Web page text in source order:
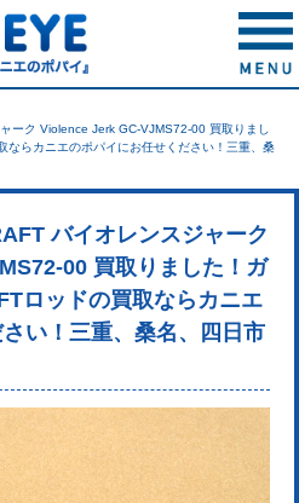
ーク Violence Jerk GC-VJMS72-00 買取りまし
ならカニエのポパイにお任せください！三重、桑
バイオレンスジャーク
00 買取りました！ガ
ロッドの買取ならカニエ
い！三重、桑名、四日市